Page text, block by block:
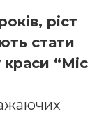
ріст
стати
“Міс